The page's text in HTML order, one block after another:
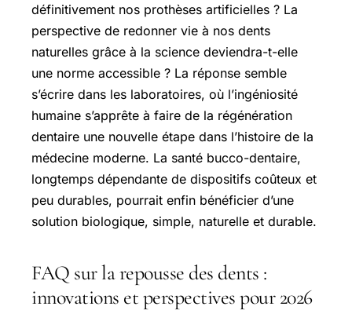
définitivement nos prothèses artificielles ? La
perspective de redonner vie à nos dents
naturelles grâce à la science deviendra-t-elle
une norme accessible ? La réponse semble
s’écrire dans les laboratoires, où l’ingéniosité
humaine s’apprête à faire de la régénération
dentaire une nouvelle étape dans l’histoire de la
médecine moderne. La santé bucco-dentaire,
longtemps dépendante de dispositifs coûteux et
peu durables, pourrait enfin bénéficier d’une
solution biologique, simple, naturelle et durable.
FAQ sur la repousse des dents :
innovations et perspectives pour 2026